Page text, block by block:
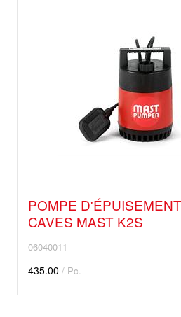
POMPE
CAVES MAST K2S
06040011
435.00 / Pc.